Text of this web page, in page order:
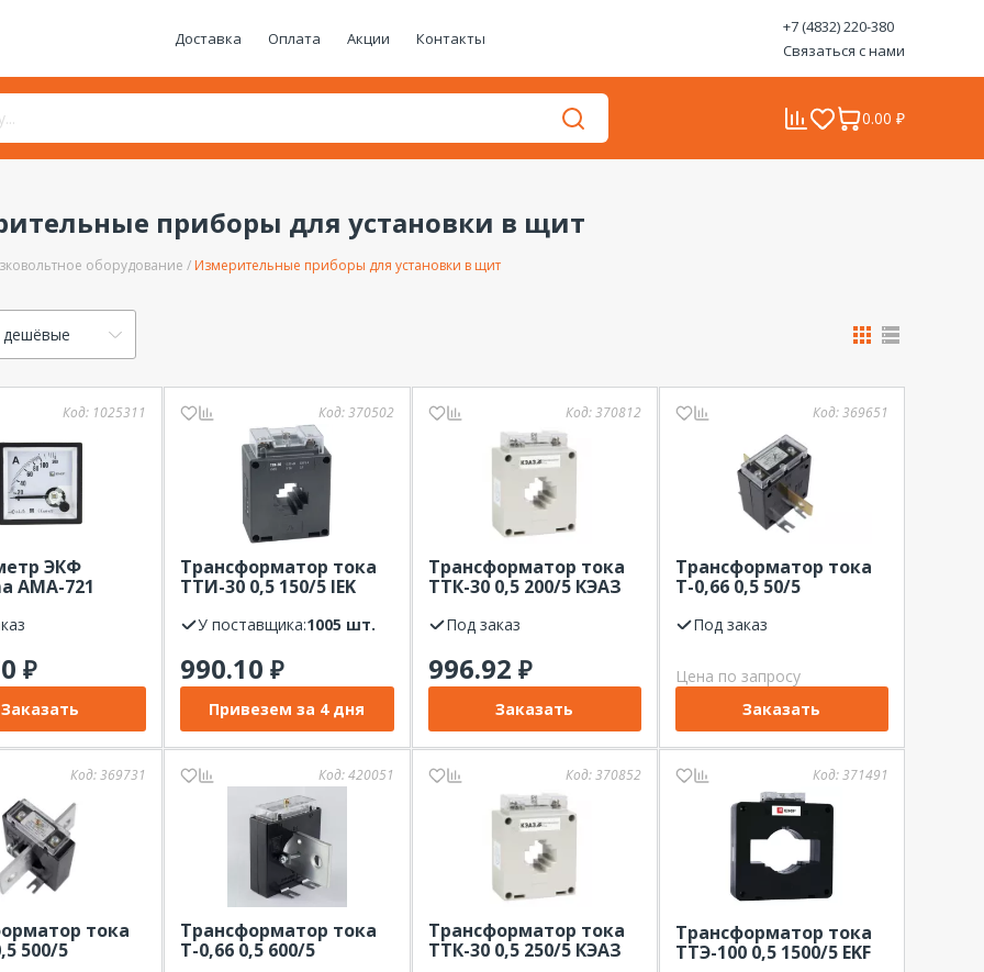
Доставка Оплата Акции Контакты
+7 (4832) 220-380
Связаться с нами
0.00 ₽
приборы для установки в щит
оборудование Измерительные приборы для установки в щит
дешёвые
Код: 1025311
ЭКФ
AMA-721
₽
Заказать
Код:370502
Трансформатор тока
ТТИ-30 0,5 150/5 IEK
У поставщика: 1005 шт.
990.10₽
Привезем за 4 дня
Код:370812
Трансформатор тока
ТТК-30 0,5 200/5 КЭАЗ
Под заказ
996.92 ₽
Заказать
Код:369651
Трансформатор тока
Т-0,66 0,5 50/5
Под заказ
Цена по запросу
Заказать
Код:369731
тока
500/5
Код:420051
Трансформатор тока
Т-0,66 0,5 600/5
Код:370852
Трансформатор тока
ТТК-30 0,5 250/5 КЭАЗ
Код:371491
Трансформатор тока
ТТЭ-100 0,5 1500/5 EKF